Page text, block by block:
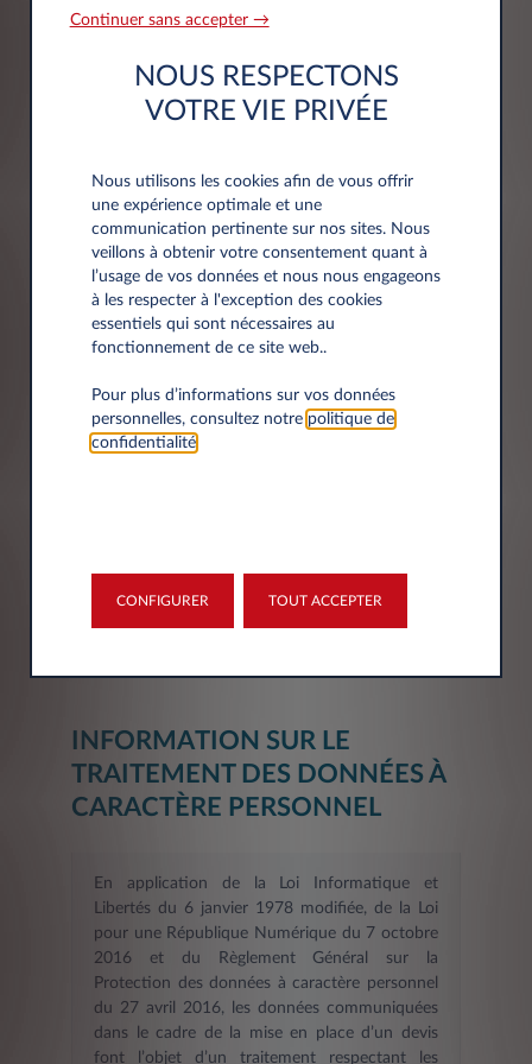
Adresse
Code postal*
INFORMATION SUR LE
TRAITEMENT DES DONNÉES À
CARACTÈRE PERSONNEL
En application de la Loi Informatique et
Libertés du 6 janvier 1978 modifiée, de la Loi
pour une République Numérique du 7 octobre
2016 et du Règlement Général sur la
Protection des données à caractère personnel
du 27 avril 2016, les données communiquées
dans le cadre de la mise en place d’un devis
font l’objet d’un traitement respectant les
Continuer sans accepter →
NOUS RESPECTONS
VOTRE VIE PRIVÉE
Nous utilisons les cookies afin de vous offrir
une expérience optimale et une
communication pertinente sur nos sites. Nous
veillons à obtenir votre consentement quant à
l’usage de vos données et nous nous engageons
à les respecter à l'exception des cookies
essentiels qui sont nécessaires au
fonctionnement de ce site web..
Pour plus d’informations sur vos données
personnelles, consultez notre politique de
confidentialité.
CONFIGURER TOUT ACCEPTER